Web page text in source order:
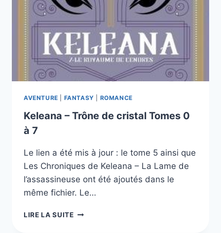
3
AVENTURE FANTASY ROMANCE
Keleana – Trône de cristal Tomes 0
à 7
Le lien a été mis à jour : le tome 5 ainsi que
Les Chroniques de Keleana – La Lame de
l’assassineuse ont été ajoutés dans le
même fichier. Le…
LIRE LA SUITEKELEANA